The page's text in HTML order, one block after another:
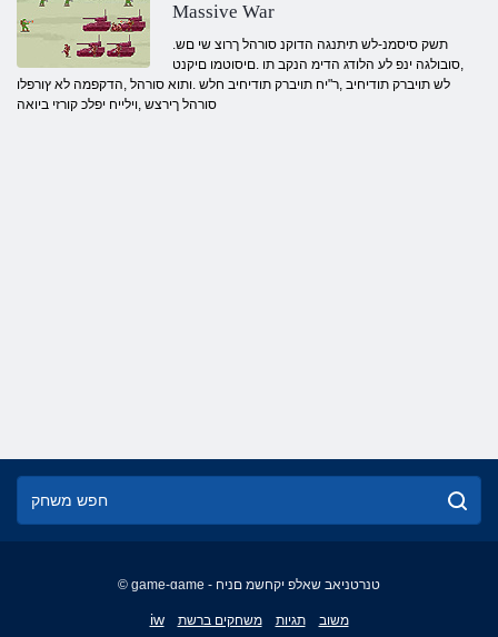
Massive War
.תשק סיסמנ-לש תיתנגה הדוקנ סורהל ךרוצ שי םש
,סובולגה ינפ לע הלודג הדימ הנקב תו .םיסוטמו םיקנט
לש תויברק תודיחיב ,ר"יח תויברק תודיחיב חלש .ותוא סורהל ,הדקפמה לא ץורפלו
סורהל ךירצש ,וילייח יפלכ קורזי ביואה
© game-game - טנרטניאב שאלפ יקחשמ םניח
iw משחקים ברשת תגיות משוב